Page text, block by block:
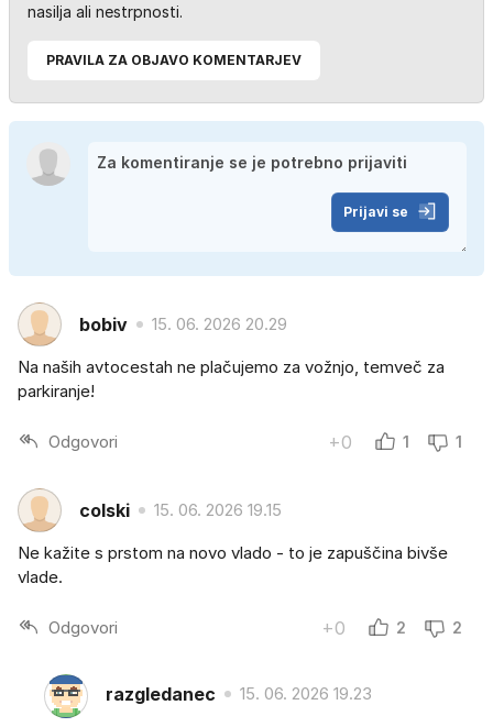
nasilja ali nestrpnosti.
PRAVILA ZA OBJAVO KOMENTARJEV
Prijavi se
bobiv 15. 06. 2026 20.29
Na naših avtocestah ne plačujemo za vožnjo, temveč za
parkiranje!
Odgovori +0 1 1
colski 15. 06. 2026 19.15
Ne kažite s prstom na novo vlado - to je zapuščina bivše
vlade.
Odgovori +0 2 2
razgledanec 15. 06. 2026 19.23